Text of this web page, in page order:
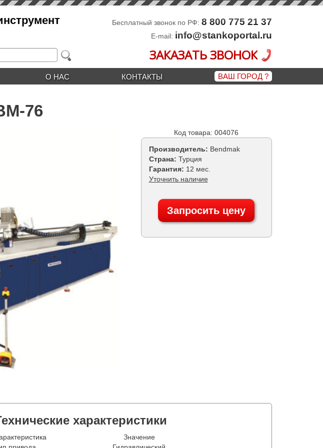
Бесплатный звонок по РФ: 8 800 775 21 37
E-mail: info@stankoportal.ru
ЗАКАЗАТЬ ЗВОНОК
О НАС КОНТАКТЫ ВАШ ГОРОД?
76
Код товара: 004076
Производитель: Bendmak
Страна: Турция
Гарантия: 12 мес.
Уточнить наличие
Запросить цену
характеристики
Значение